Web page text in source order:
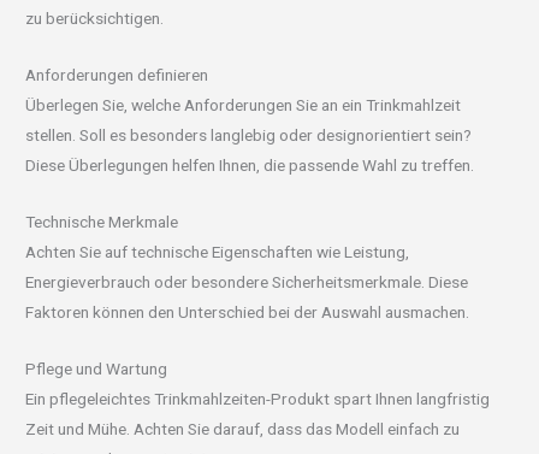
zu berücksichtigen.
Anforderungen definieren
Überlegen Sie, welche Anforderungen Sie an ein Trinkmahlzeit
stellen. Soll es besonders langlebig oder designorientiert sein?
Diese Überlegungen helfen Ihnen, die passende Wahl zu treffen.
Technische Merkmale
Achten Sie auf technische Eigenschaften wie Leistung,
Energieverbrauch oder besondere Sicherheitsmerkmale. Diese
Faktoren können den Unterschied bei der Auswahl ausmachen.
Pflege und Wartung
Ein pflegeleichtes Trinkmahlzeiten-Produkt spart Ihnen langfristig
Zeit und Mühe. Achten Sie darauf, dass das Modell einfach zu